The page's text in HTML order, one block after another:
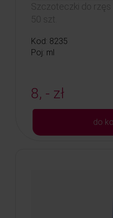
Szczoteczki do rzęs
50 szt.
Kod: 8235
Poj: ml
8, - zł
do